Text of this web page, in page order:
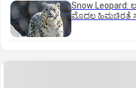
Snow Leopard:
ಮೊದಲ ಹಿಮಚಿರತೆ